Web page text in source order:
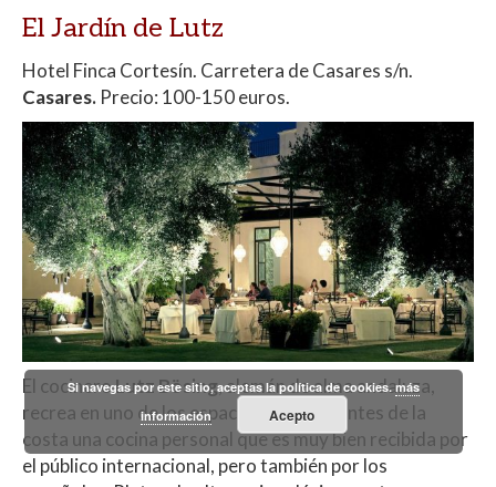
El Jardín de Lutz
Hotel Finca Cortesín. Carretera de Casares s/n.
Casares. Precio: 100-150 euros.
El cocineroLutz Bösing, alemán de alma andaluza,
recrea en uno de los espacios más elegantes de la
costa una cocina personal que es muy bien recibida por
el público internacional, pero también por los
Si navegas por este sitio, aceptas la política de cookies.más
información
Acepto